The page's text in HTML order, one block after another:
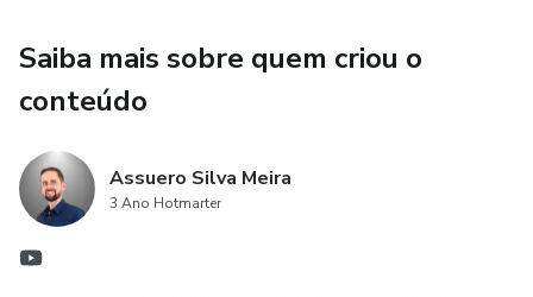
eficaz para impulsionar projetos e processos de negócios,
destacando-se no mercado de trabalho.
especialista em BPMN!
Sobre o professor:
Saiba mais sobre quem criou o
conteúdo
Assuero Silva Meira
3 Ano Hotmarter